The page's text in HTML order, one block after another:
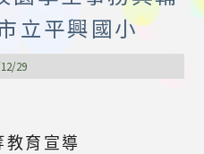
立平興國小
29
教育宣導